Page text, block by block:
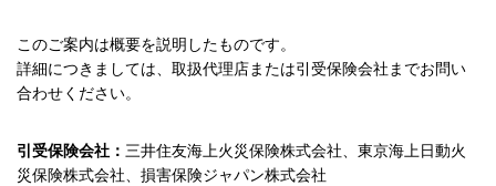
このご案内は概要を説明したものです。
詳細につきましては、取扱代理店または引受保険会社までお問い
合わせください。
引受保険会社： 三井住友海上火災保険株式会社、東京海上日動火
災保険株式会社、損害保険ジャパン株式会社